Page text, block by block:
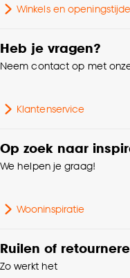
Winkels en
Heb je vragen?
Neem contact op met
Klantenservice
Op zoek naar
We helpen je graag!
Wooninspiratie
Ruilen of
Zo werkt het